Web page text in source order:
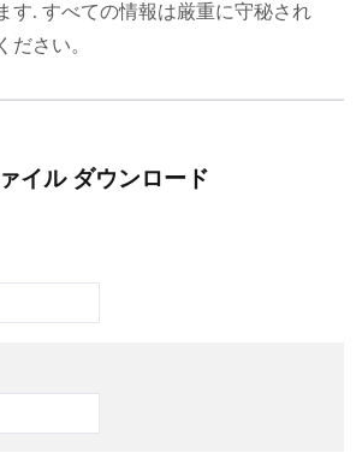
す. すべての情報は厳重に守秘され
ださい。
イル ダウンロード